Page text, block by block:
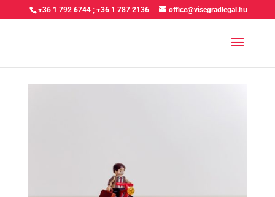
+36 1 792 6744 ;+36 1 787 2136 office@visegradlegal.hu